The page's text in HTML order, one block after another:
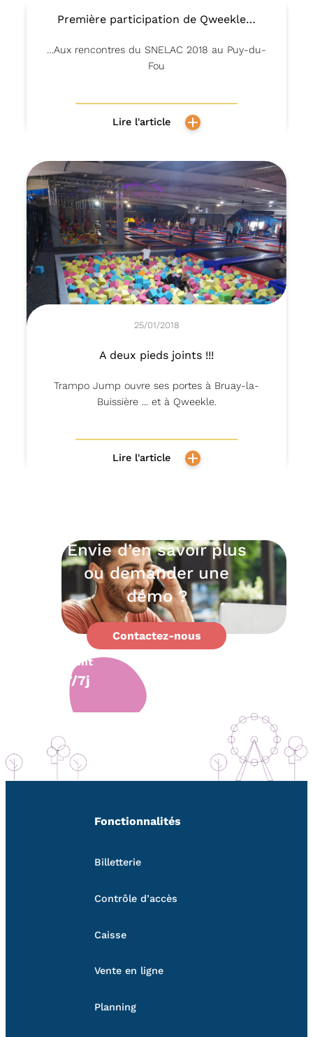
Première participation de Qweekle…
…Aux rencontres du SNELAC 2018 au Puy-du-
Fou
Lire l'article
25/01/2018
A deux pieds joints !!!
Trampo Jump ouvre ses portes à Bruay-la-
Buissière ... et à Qweekle.
Lire l'article
Envie d’en savoir plus
ou demander une
démo ?
Contactez-nous
Support
client
7/7j
Fonctionnalités
Billetterie
Contrôle d’accès
Caisse
Vente en ligne
Planning